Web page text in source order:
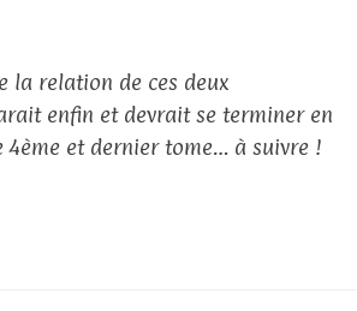
la relation de ces deux
enfin et devrait se terminer en
4ème et dernier tome… à suivre !